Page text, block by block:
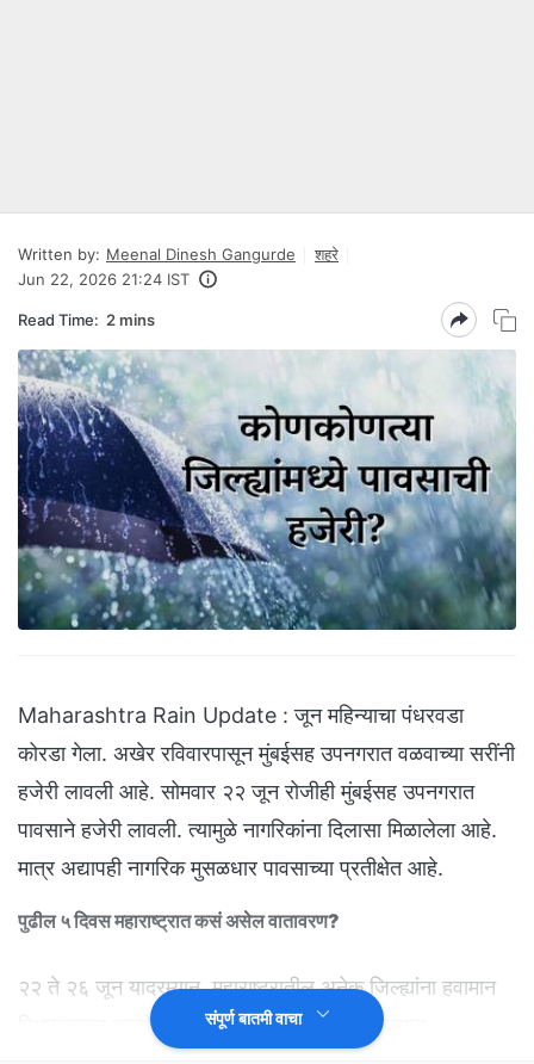
Written by: Meenal Dinesh Gangurde
शहरे
Jun 22, 2026 21:24 IST
Read Time: 2 mins
Maharashtra Rain Update : जून महिन्याचा पंधरवडा
कोरडा गेला. अखेर रविवारपासून मुंबईसह उपनगरात वळवाच्या सरींनी
हजेरी लावली आहे. सोमवार २२ जून रोजीही मुंबईसह उपनगरात
पावसाने हजेरी लावली. त्यामुळे नागरिकांना दिलासा मिळालेला आहे.
मात्र अद्यापही नागरिक मुसळधार पावसाच्या प्रतीक्षेत आहे.
पुढील ५ दिवस महाराष्ट्रात कसं असेल वातावरण?
२२ ते २६ जून यादरम्यान, महाराष्ट्रातील अनेक जिल्ह्यांना हवामान
विभागाकडून यल्लो अलर्ट देण्यात आला आहे. या दिवसात
संपूर्ण बातमी वाचा